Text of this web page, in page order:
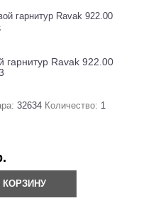
гарнитур Ravak 922.00
32634 Количество: 1
КОРЗИНУ